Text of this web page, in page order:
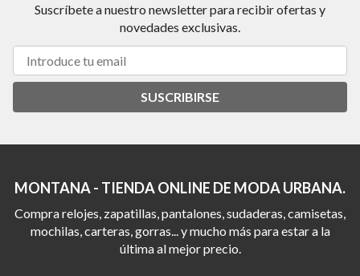
Suscríbete a nuestro newsletter para recibir ofertas y
novedades exclusivas.
SUSCRIBIRSE
MONTANA - TIENDA ONLINE DE MODA URBANA.
Compra relojes, zapatillas, pantalones, sudaderas, camisetas,
mochilas, carteras, gorras... y mucho más para estar a la
última al mejor precio.